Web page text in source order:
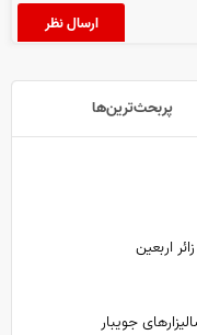
پربحث‌ترین‌ها